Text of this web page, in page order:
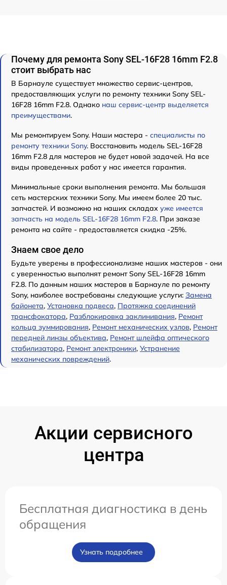
Почему для ремонта Sony SEL-16F28 16mm F2.8
стоит выбрать нас
В Барнауле существует множество сервис-центров,
предоставляющих услуги по ремонту техники Sony SEL-
16F28 16mm F2.8. Однако наш сервис-центр выделяется
преимуществами.
Мы ремонтируем Sony. Наши мастера - специалисты по
ремонту техники Sony. Восстановить модель SEL-16F28
16mm F2.8 для мастеров не будет новой задачей. На все
виды проведенных работ у нас имеется гарантия.
Минимальные сроки выполнения ремонта. Мы большая
сеть мастерских техники Sony. Мы имеем более 20 тыс.
запчастей. И возможно на наших складах уже имеется
запчасть на модель SEL-16F28 16mm F2.8. При заказе
ремонта на сайте - предоставляется скидка -25%.
Знаем свое дело
Будьте уверены в профессионализме наших мастеров - они
с уверенностью выполнят ремонт Sony SEL-16F28 16mm
F2.8. По данным наших мастеров в Барнауле по ремонту
Sony, наиболее востребованы следующие услуги: Замена
байонета, Установка подвеса, Протяжка соединений
трансфокатора, Разблокировка заклинивания, Ремонт
кольца зуммирования, Ремонт механических узлов, Ремонт
передней линзы объектива, Ремонт шлейфа оптического
стабилизатора, Ремонт электроники, Устранение
механических повреждений.
Акции сервисного
центра
Бесплатная диагностика в день
обращения
Узнать подробнее